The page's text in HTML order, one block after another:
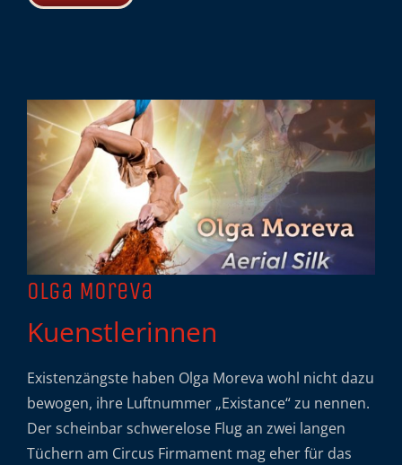
Olga Moreva
Kuenstlerinnen
Existenzängste haben Olga Moreva wohl nicht dazu
bewogen, ihre Luftnummer „Existance“ zu nennen.
Der scheinbar schwerelose Flug an zwei langen
Tüchern am Circus Firmament mag eher für das